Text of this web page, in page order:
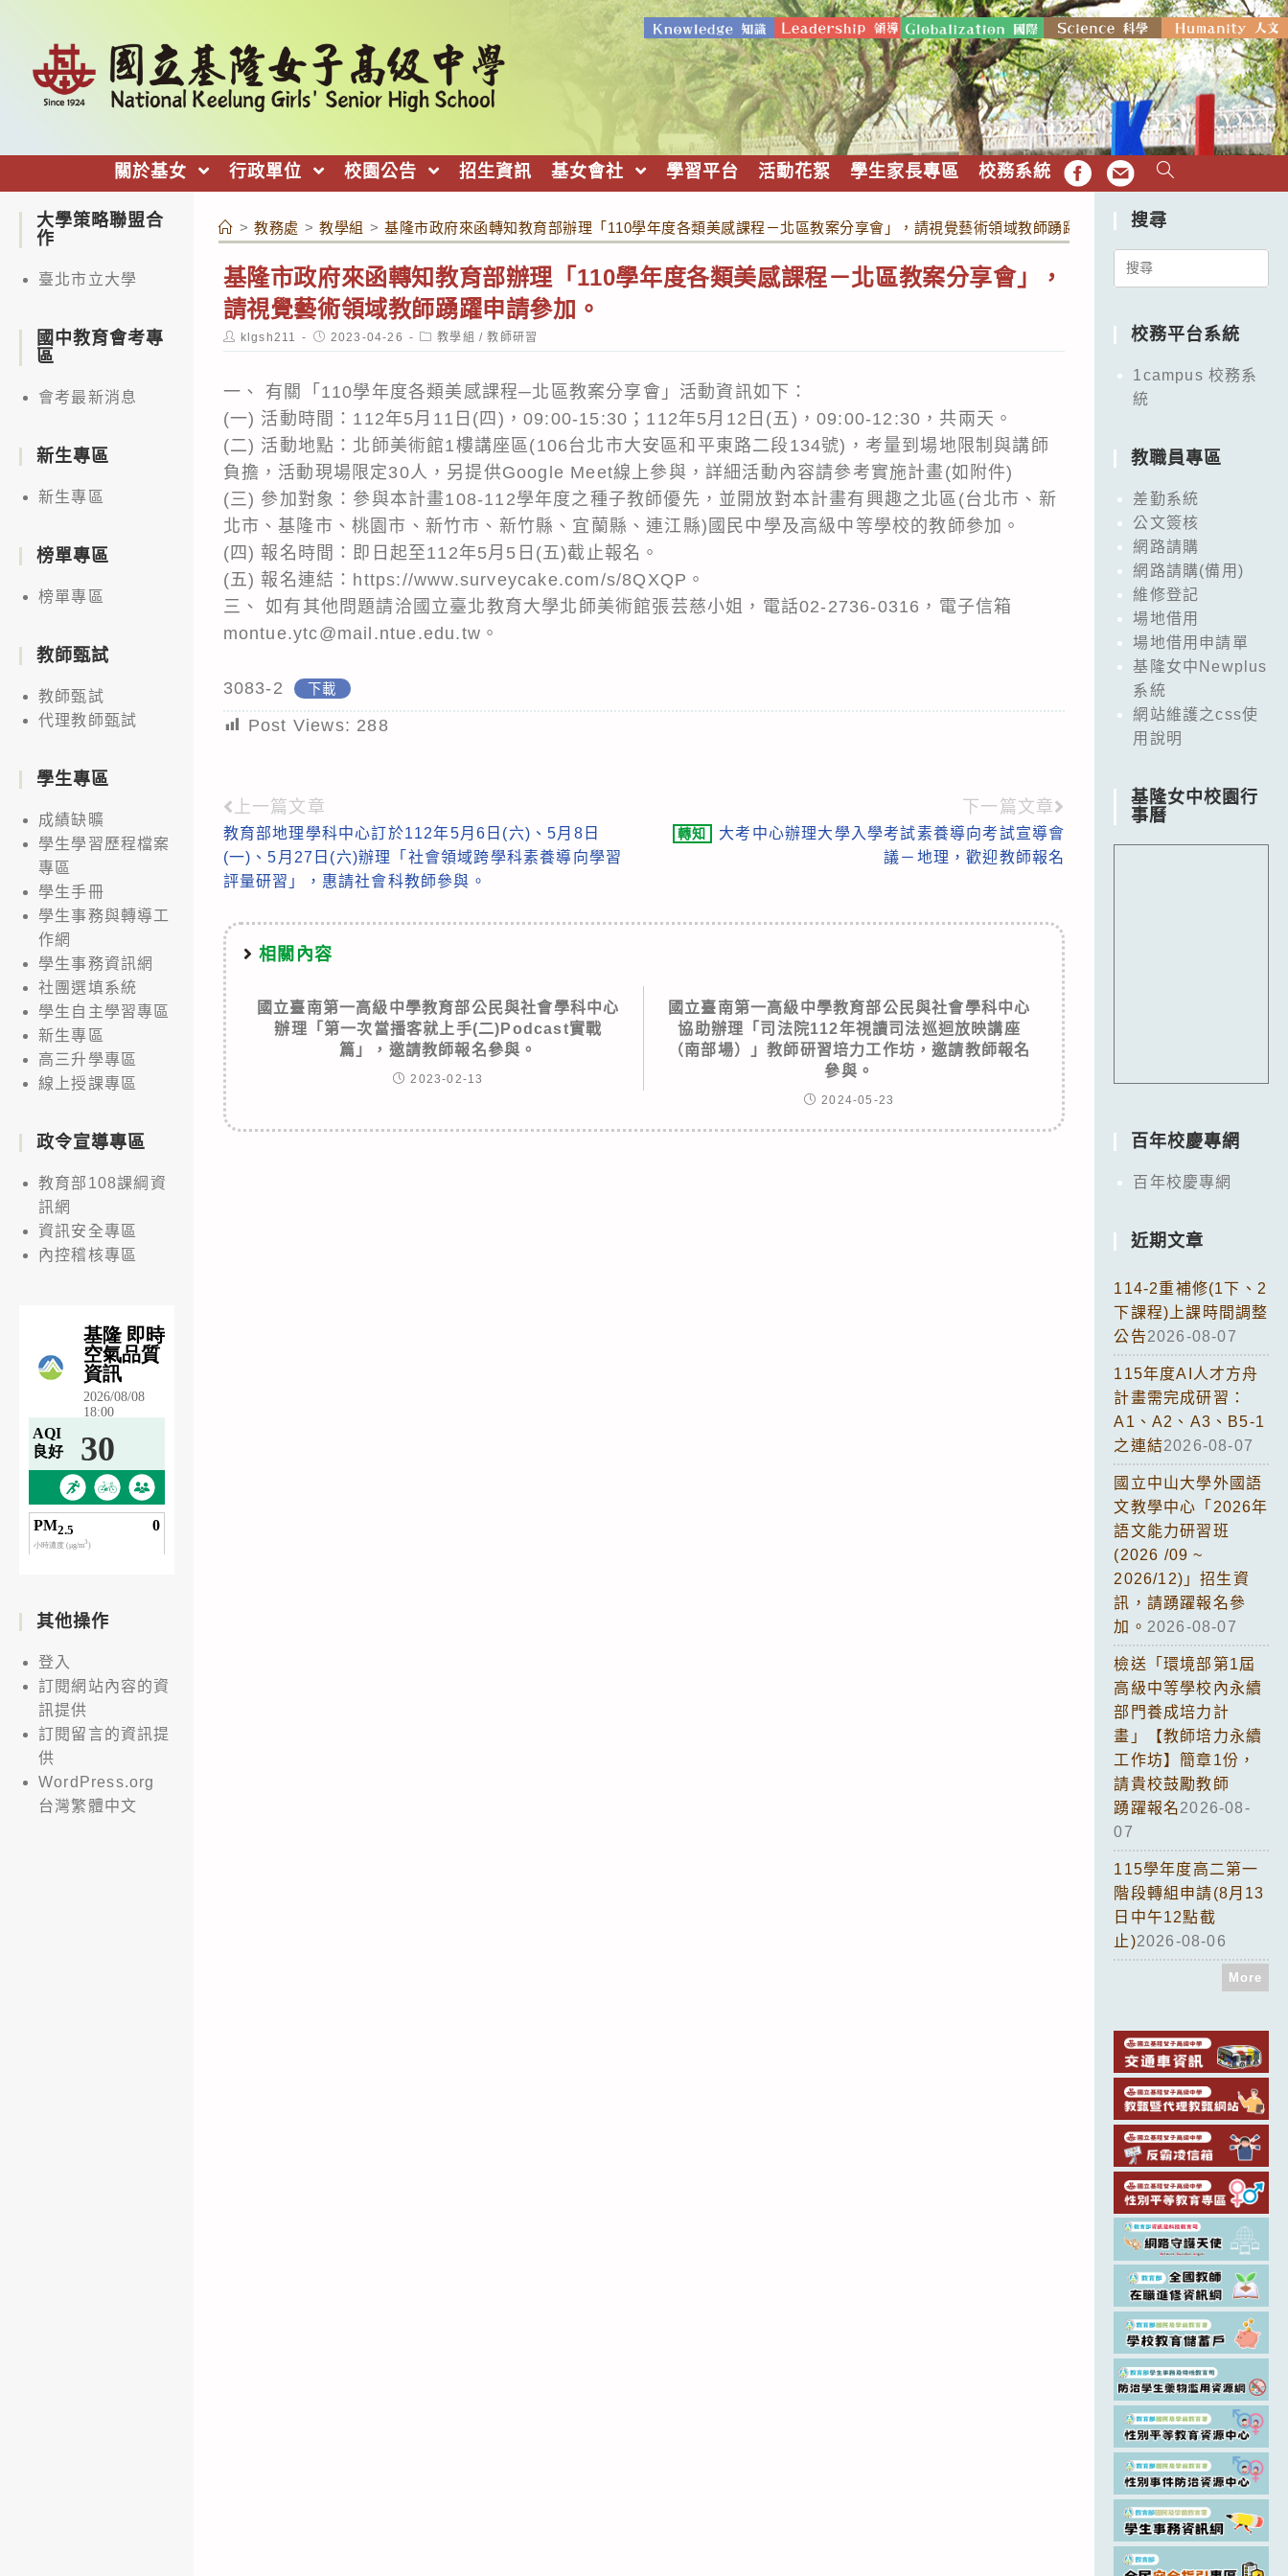
關於基女 行政單位 校園公告 招生資訊 基女會社 學習平台 活動花絮 學生家長專區 校務系統 FB EMAIL
> 教務處 > 教學組 > 基隆市政府來函轉知教育部辦理「110學年度各類美感課程－北區教案分享會」，請視覺藝術領域教師踴躍申請參加。
基隆市政府來函轉知教育部辦理「110學年度各類美感課程－北區教案分享會」，
請視覺藝術領域教師踴躍申請參加。
Post
author:
klgsh211
Post
published:
2023-04-26
Post
category:
教學組 / 教師研習
一、 有關「110學年度各類美感課程─北區教案分享會」活動資訊如下：
(一) 活動時間：112年5月11日(四)，09:00-15:30；112年5月12日(五)，09:00-12:30，共兩天。
(二) 活動地點：北師美術館1樓講座區(106台北市大安區和平東路二段134號)，考量到場地限制與講師
負擔，活動現場限定30人，另提供Google Meet線上參與，詳細活動內容請參考實施計畫(如附件)
(三) 參加對象：參與本計畫108-112學年度之種子教師優先，並開放對本計畫有興趣之北區(台北市、新
北市、基隆市、桃園市、新竹市、新竹縣、宜蘭縣、連江縣)國民中學及高級中等學校的教師參加。
(四) 報名時間：即日起至112年5月5日(五)截止報名。
(五) 報名連結：https://www.surveycake.com/s/8QXQP。
三、 如有其他問題請洽國立臺北教育大學北師美術館張芸慈小姐，電話02-2736-0316，電子信箱
montue.ytc@mail.ntue.edu.tw。
3083-2 下載
Post Views: 288
Read
more
articles
上一篇文章
教育部地理學科中心訂於112年5月6日(六)、5月8日
(一)、5月27日(六)辦理「社會領域跨學科素養導向學習
評量研習」，惠請社會科教師參與。
下一篇文章
轉知
大考中心辦理大學入學考試素養導向考試宣導會
議－地理，歡迎教師報名
相關內容
國立臺南第一高級中學教育部公民與社會學科中心
辦理「第一次當播客就上手(二)Podcast實戰
篇」，邀請教師報名參與。
2023-02-13
國立臺南第一高級中學教育部公民與社會學科中心
協助辦理「司法院112年視讀司法巡迴放映講座
（南部場）」教師研習培力工作坊，邀請教師報名
參與。
2024-05-23
大學策略聯盟合
作
臺北市立大學
國中教育會考專
區
會考最新消息
新生專區
新生專區
榜單專區
榜單專區
教師甄試
教師甄試
代理教師甄試
學生專區
成績缺曠
學生學習歷程檔案
專區
學生手冊
學生事務與轉導工
作網
學生事務資訊網
社團選填系統
學生自主學習專區
新生專區
高三升學專區
線上授課專區
政令宣導專區
教育部108課綱資
訊網
資訊安全專區
內控稽核專區
其他操作
登入
訂閱網站內容的資
訊提供
訂閱留言的資訊提
供
WordPress.org
台灣繁體中文
搜尋
Search
校務平台系統
1campus 校務系
統
教職員專區
差勤系統
公文簽核
網路請購
網路請購(備用)
維修登記
場地借用
場地借用申請單
基隆女中Newplus
系統
網站維護之css使
用說明
基隆女中校園行
事曆
百年校慶專網
百年校慶專網
近期文章
114-2重補修(1下、2
下課程)上課時間調整
公告2026-08-07
115年度AI人才方舟
計畫需完成研習：
A1、A2、A3、B5-1
之連結2026-08-07
國立中山大學外國語
文教學中心「2026年
語文能力研習班
(2026 /09 ~
2026/12)」招生資
訊，請踴躍報名參
加。 2026-08-07
檢送「環境部第1屆
高級中等學校內永續
部門養成培力計
畫」【教師培力永續
工作坊】簡章1份，
請貴校鼓勵教師
踴躍報名2026-08-
07
115學年度高二第一
階段轉組申請(8月13
日中午12點截
止)2026-08-06
More